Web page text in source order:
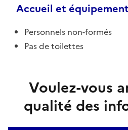
Accueil et équipement
Personnels non-formés
Pas de toilettes
Voulez-vous
qualité des